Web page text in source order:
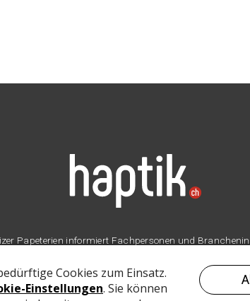
Papeterien informiert Fachpersonen und